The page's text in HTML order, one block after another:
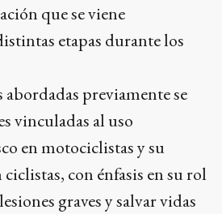
que se viene
etapas durante los
previamente se
vinculadas al uso
en motociclistas y su
con énfasis en su rol
graves y salvar vidas